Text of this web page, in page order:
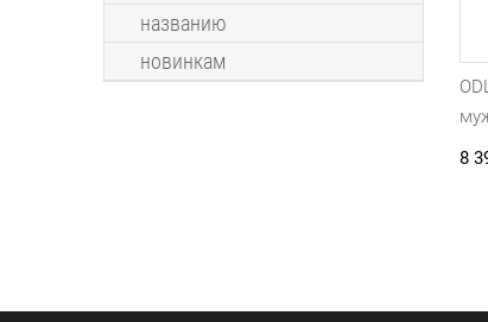
названию
новинкам
8